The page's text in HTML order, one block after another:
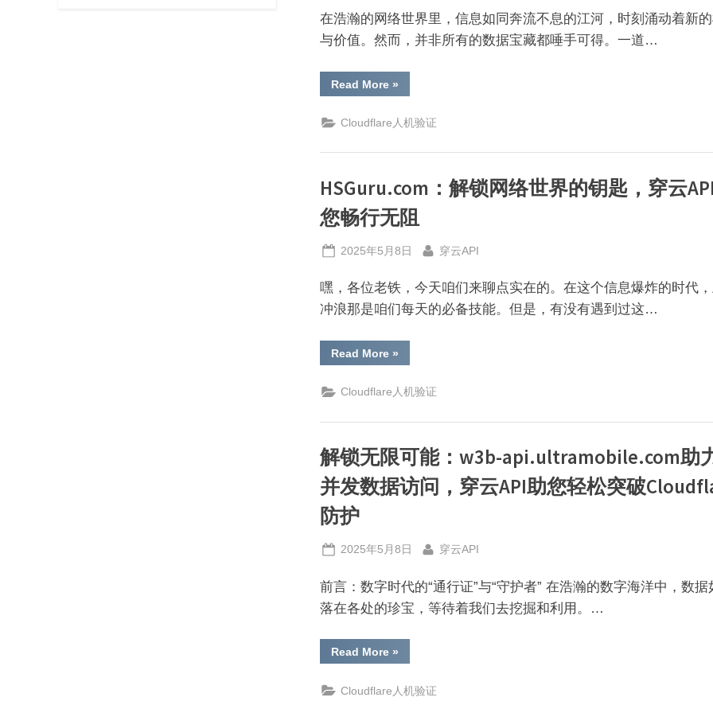
验
证
码
新
验”
在浩瀚的网络世界里，信息如同奔流不息的江河，时刻涌动着新
与价值。然而，并非所有的数据宝藏都唾手可得。一道…
Read More“{gmgn.ai}：
解
网
络
界，
驱
动
高
并
发
问
元”
»
Cloudflare人机验证
HSGuru.com：解锁网络世界的钥匙，穿云
您畅行无阻
Posted
2025年5月8日 By
穿云API
嘿，各位老铁，今天咱们来聊点实在的。在这个信息爆炸的时代
冲浪那是咱们每天的必备技能。但是，有没有遇到过这…
Read More“HSGuru.com：
解
网
络
界
匙，
穿
云
API
助
无
阻”
»
Cloudflare人机验证
解锁无限可能：w3b-api.ultramobile.com助
并发数据访问，穿云API助您轻松突破
防护
Posted
2025年5月8日 By
穿云API
前言：数字时代的“通行证”与“守护者” 在浩瀚的数字海洋中，数据
落在各处的珍宝，等待着我们去挖掘和利用。…
Read More“解
锁
限
可
»
Cloudflare人机验证